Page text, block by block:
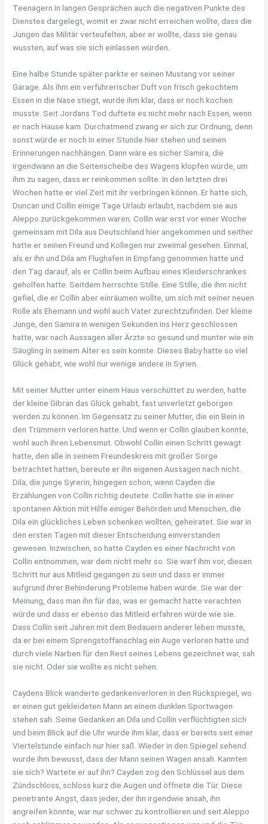
Teenagern in langen Gesprächen auch die negativen Punkte des
Dienstes dargelegt, womit er zwar nicht erreichen wollte, dass die
Jungen das Militär verteufelten, aber er wollte, dass sie genau
wussten, auf was sie sich einlassen würden.
Eine halbe Stunde später parkte er seinen Mustang vor seiner
Garage. Als ihm ein verführerischer Duft von frisch gekochtem
Essen in die Nase stiegt, wurde ihm klar, dass er noch kochen
musste. Seit Jordans Tod duftete es nicht mehr nach Essen, wenn
er nach Hause kam. Durchatmend zwang er sich zur Ordnung, denn
sonst würde er noch in einer Stunde hier stehen und seinen
Erinnerungen nachhängen. Dann wäre es sicher Samira, die
irgendwann an die Seitenscheibe des Wagens klopfen würde, um
ihm zu sagen, dass er reinkommen sollte. In den letzten drei
Wochen hatte er viel Zeit mit ihr verbringen können. Er hatte sich,
Duncan und Collin einige Tage Urlaub erlaubt, nachdem sie aus
Aleppo zurückgekommen waren. Collin war erst vor einer Woche
gemeinsam mit Dila aus Deutschland hier angekommen und seither
hatte er seinen Freund und Kollegen nur zweimal gesehen. Einmal,
als er ihn und Dila am Flughafen in Empfang genommen hatte und
den Tag darauf, als er Collin beim Aufbau eines Kleiderschrankes
geholfen hatte. Seitdem herrschte Stille. Eine Stille, die ihm nicht
gefiel, die er Collin aber einräumen wollte, um sich mit seiner neuen
Rolle als Ehemann und wohl auch Vater zurechtzufinden. Der kleine
Junge, den Samira in wenigen Sekunden ins Herz geschlossen
hatte, war nach Aussagen aller Ärzte so gesund und munter wie ein
Säugling in seinem Alter es sein konnte. Dieses Baby hatte so viel
Glück gehabt, wie wohl nur wenige andere in Syrien.
Mit seiner Mutter unter einem Haus verschüttet zu werden, hatte
der kleine Gibran das Glück gehabt, fast unverletzt geborgen
werden zu können. Im Gegensatz zu seiner Mutter, die ein Bein in
den Trümmern verloren hatte. Und wenn er Collin glauben konnte,
wohl auch ihren Lebensmut. Obwohl Collin einen Schritt gewagt
hatte, den alle in seinem Freundeskreis mit großer Sorge
betrachtet hatten, bereute er ihn eigenen Aussagen nach nicht.
Dila, die junge Syrerin, hingegen schon, wenn Cayden die
Erzählungen von Collin richtig deutete. Collin hatte sie in einer
spontanen Aktion mit Hilfe einiger Behörden und Menschen, die
Dila ein glückliches Leben schenken wollten, geheiratet. Sie war in
den ersten Tagen mit dieser Entscheidung einverstanden
gewesen. Inzwischen, so hatte Cayden es einer Nachricht von
Collin entnommen, war dem nicht mehr so. Sie warf ihm vor, diesen
Schritt nur aus Mitleid gegangen zu sein und dass er immer
aufgrund ihrer Behinderung Probleme haben würde. Sie war der
Meinung, dass man ihn für das, was er gemacht hatte verachten
würde und dass er ebenso das Mitleid erfahren würde wie sie.
Dass Collin seit Jahren mit dem Bedauern anderer leben musste,
da er bei einem Sprengstoffanschlag ein Auge verloren hatte und
durch viele Narben für den Rest seines Lebens gezeichnet war, sah
sie nicht. Oder sie wollte es nicht sehen.
Caydens Blick wanderte gedankenverloren in den Rückspiegel, wo
er einen gut gekleideten Mann an einem dunklen Sportwagen
stehen sah. Seine Gedanken an Dila und Collin verflüchtigten sich
und beim Blick auf die Uhr wurde ihm klar, dass er bereits seit einer
Viertelstunde einfach nur hier saß. Wieder in den Spiegel sehend
wurde ihm bewusst, dass der Mann seinen Wagen ansah. Kannten
sie sich? Wartete er auf ihn? Cayden zog den Schlüssel aus dem
Zündschloss, schloss kurz die Augen und öffnete die Tür. Diese
penetrante Angst, dass jeder, der ihn irgendwie ansah, ihn
angreifen könnte, war nur schwer zu kontrollieren und seit Aleppo